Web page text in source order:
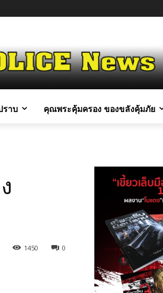
ราบ คุณพระคุ้มครอง ของขลังคุ้มภัย
0
1450